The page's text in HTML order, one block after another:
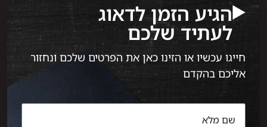
הגיע הזמן לדאוג
לעתיד שלכם
חייגו עכשיו או הזינו כאן את הפרטים שלכם ונחזור
אליכם בהקדם